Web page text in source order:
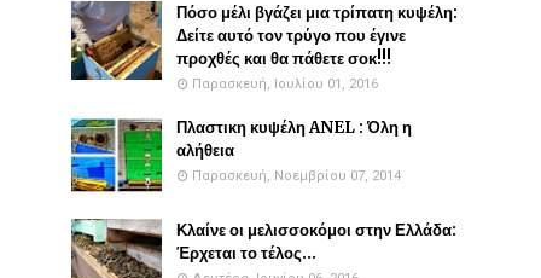
Πόσο μέλι βγάζει μια τρίπατη κυψέλη:
Δείτε αυτό τον τρύγο που έγινε
προχθές και θα πάθετε σοκ!!!
Παρασκευή, Ιουλίου 01, 2016
Πλαστικη κυψέλη ANEL : Όλη η
αλήθεια
Παρασκευή, Νοεμβρίου 07, 2014
Κλαίνε οι μελισσοκόμοι στην Ελλάδα:
Έρχεται το τέλος...